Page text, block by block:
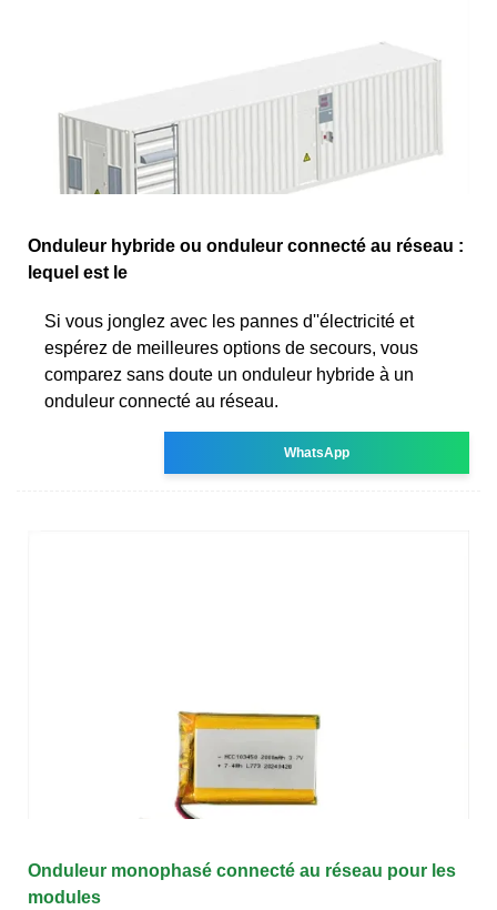
Onduleur hybride ou onduleur connecté au réseau :
lequel est le
Si vous jonglez avec les pannes d''électricité et
espérez de meilleures options de secours, vous
comparez sans doute un onduleur hybride à un
onduleur connecté au réseau.
WhatsApp
Onduleur monophasé connecté au réseau pour les
modules